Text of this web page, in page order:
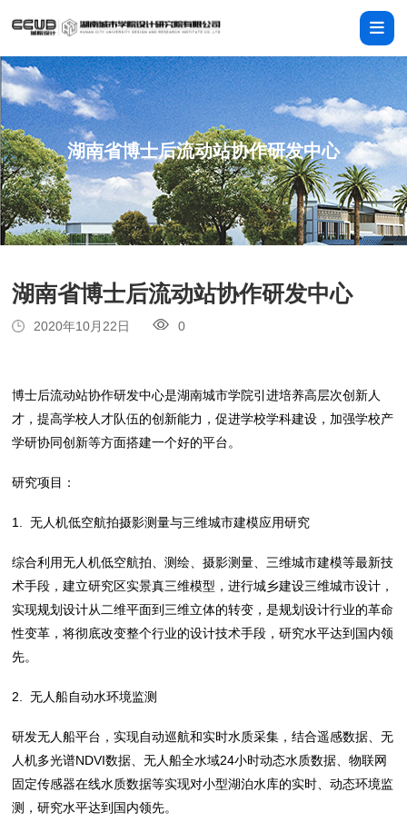
湖南省博士后流动站协作研发中心
湖南省博士后流动站协作研发中心
2020年10月22日 0
博士后流动站协作研发中心是湖南城市学院引进培养高层次创新人
才，提高学校人才队伍的创新能力，促进学校学科建设，加强学校产
学研协同创新等方面搭建一个好的平台。
研究项目：
1. 无人机低空航拍摄影测量与三维城市建模应用研究
综合利用无人机低空航拍、测绘、摄影测量、三维城市建模等最新技
术手段，建立研究区实景真三维模型，进行城乡建设三维城市设计，
实现规划设计从二维平面到三维立体的转变，是规划设计行业的革命
性变革，将彻底改变整个行业的设计技术手段，研究水平达到国内领
先。
2. 无人船自动水环境监测
研发无人船平台，实现自动巡航和实时水质采集，结合遥感数据、无
人机多光谱NDVI数据、无人船全水域24小时动态水质数据、物联网
固定传感器在线水质数据等实现对小型湖泊水库的实时、动态环境监
测，研究水平达到国内领先。